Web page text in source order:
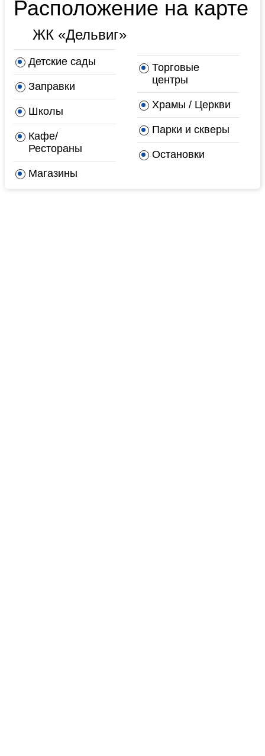
Расположение на карте
ЖК «Дельвиг»
Детские сады
Заправки
Школы
Кафе/
Рестораны
Магазины
Торговые
центры
Храмы / Церкви
Парки и скверы
Остановки